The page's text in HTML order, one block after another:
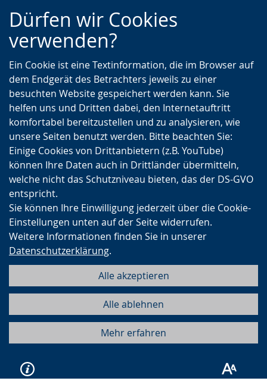
Zur
Hauptnavigation
Zur
Seitennavigation
Zum
Inhalt
Dürfen wir Cookies
verwenden?
Ein Cookie ist eine Textinformation, die im Browser auf
dem Endgerät des Betrachters jeweils zu einer
besuchten Website gespeichert werden kann. Sie
helfen uns und Dritten dabei, den Internetauftritt
komfortabel bereitzustellen und zu analysieren, wie
unsere Seiten benutzt werden. Bitte beachten Sie:
Einige Cookies von Drittanbietern (z.B. YouTube)
können Ihre Daten auch in Drittländer übermitteln,
welche nicht das Schutzniveau bieten, das der DS-GVO
entspricht.
Sie können Ihre Einwilligung jederzeit über die Cookie-
Einstellungen unten auf der Seite widerrufen.
Weitere Informationen finden Sie in unserer
Datenschutzerklärung.
Alle akzeptieren
Alle ablehnen
Mehr erfahren